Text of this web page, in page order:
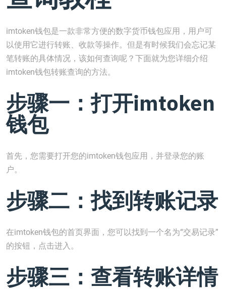
imtoken钱包是一款非常方便的数字货币钱包应用，用户可
以使用它进行转账、收款等操作。但是有时候我们会忘记某
笔转账的具体情况，该如何查询呢？下面就为您详细介绍
imtoken钱包转账查询的方法。
步骤一：打开imtoken
钱包
首先，您需要打开您的imtoken钱包应用，并登录您的账
户。
步骤二：找到转账记录
在imtoken钱包的首页界面，您可以找到一个名为“交易记录”
的按钮，点击进入。
步骤三：查看转账详情